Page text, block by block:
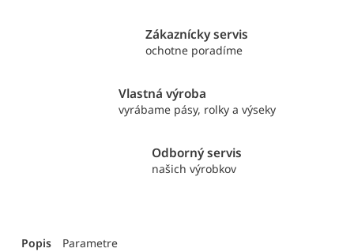
Zákaznícky servis
ochotne poradíme
Vlastná výroba
vyrábame pásy, rolky a výseky
Odborný servis
našich výrobkov
Popis Parametre